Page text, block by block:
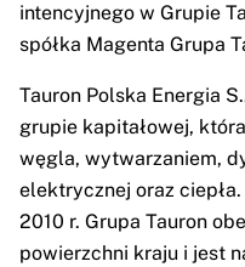
intencyjnego w Grupie
spółka Magenta Grupa
Tauron Polska Energia
grupie kapitałowej,
węgla, wytwarzaniem,
elektrycznej oraz
2010 r. Grupa Tauron
powierzchni kraju i jest